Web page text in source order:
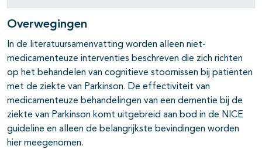
Overwegingen
In de literatuursamenvatting worden alleen niet-
medicamenteuze interventies beschreven die zich richten
op het behandelen van cognitieve stoornissen bij patiënten
met de ziekte van Parkinson. De effectiviteit van
medicamenteuze behandelingen van een dementie bij de
ziekte van Parkinson komt uitgebreid aan bod in de NICE
guideline en alleen de belangrijkste bevindingen worden
hier meegenomen.